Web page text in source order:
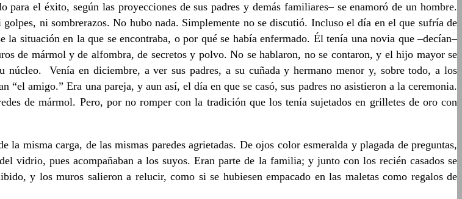
el éxito, según las proyecciones de sus padres y demás familiares– se enamoró de un hombre.
ni sombrerazos. No hubo nada. Simplemente no se discutió. Incluso el día en el que sufría de
la situación en la que se encontraba, o por qué se había enfermado. Él tenía una novia que –decían–
de mármol y de alfombra, de secretos y polvo. No se hablaron, no se contaron, y el hijo mayor se
núcleo. Venía en diciembre, a ver sus padres, a su cuñada y hermano menor y, sobre todo, a los
amigo.” Era una pareja, y aun así, el día en que se casó, sus padres no asistieron a la ceremonia.
de mármol. Pero, por no romper con la tradición que los tenía sujetados en grilletes de oro con
misma carga, de las mismas paredes agrietadas. De ojos color esmeralda y plagada de preguntas,
vidrio, pues acompañaban a los suyos. Eran parte de la familia; y junto con los recién casados se
y los muros salieron a relucir, como si se hubiesen empacado en las maletas como regalos de